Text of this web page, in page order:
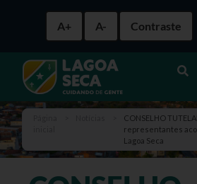
A+ A- Contraste
CONSELHO
representantes
Lagoa Seca